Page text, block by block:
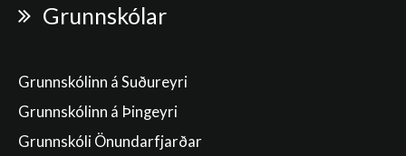
Grunnskólar
Grunnskólinn á Suðureyri
Grunnskólinn á Þingeyri
Grunnskóli Önundarfjarðar